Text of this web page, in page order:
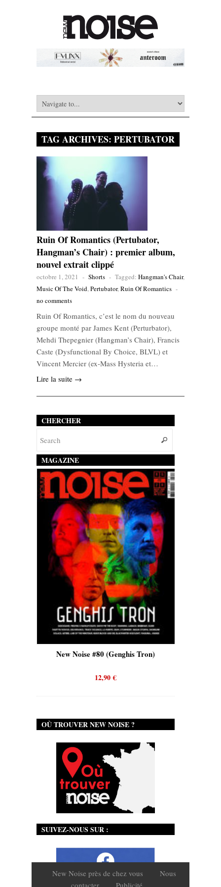
TAG ARCHIVES: PERTUBATOR
Ruin Of Romantics (Pertubator,
Hangman’s Chair) : premier album,
nouvel extrait clippé
octobre 1, 2021 - Shorts - Tagged: Hangman's Chair,
Music Of The Void,Pertubator,Ruin Of Romantics -
no comments
Ruin Of Romantics, c’est le nom du nouveau
groupe monté par James Kent (Perturbator),
Mehdi Thepegnier (Hangman’s Chair), Francis
Caste (Dysfunctional By Choice, BLVL) et
Vincent Mercier (ex-Mass Hysteria et…
Lire la suite →
CHERCHER
MAGAZINE
New Noise #80 (Genghis Tron)
12,90€
OÙ TROUVER NEW NOISE ?
SUIVEZ-NOUS SUR :
New Noise près de chez vous
Nous
contacter
Publicité